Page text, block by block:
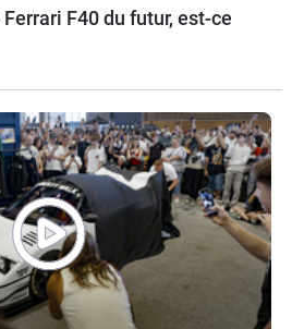
F40 du futur, est-ce